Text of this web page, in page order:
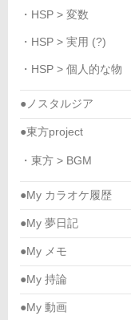
・HSP > 変数
・HSP > 実用 (?)
・HSP > 個人的な物
●ノスタルジア
●東方project
・東方 > BGM
●My カラオケ履歴
●My 夢日記
●My メモ
●My 持論
●My 動画